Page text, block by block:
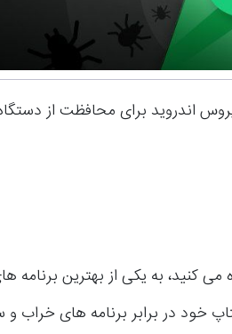
اندروید برای محافظت از
می کنید، به یکی از بهترین برنامه
خود در برابر برنامه های خراب و